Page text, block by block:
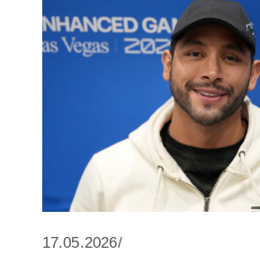
deporte por su promoción
17.05.2026/